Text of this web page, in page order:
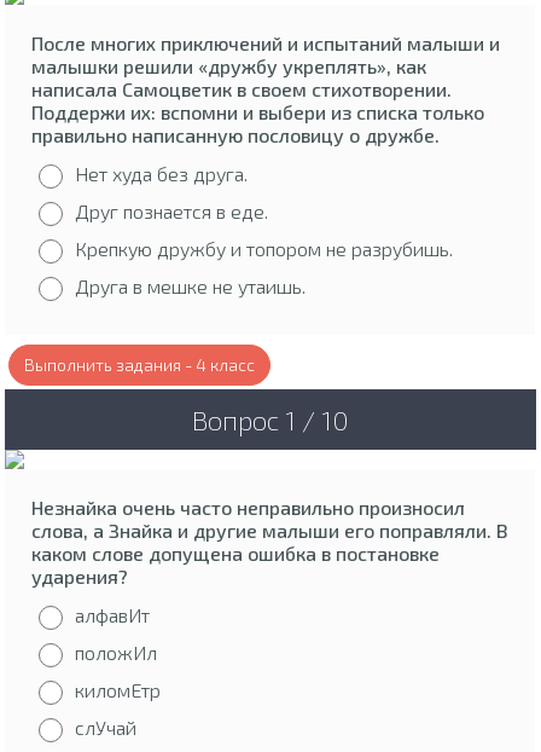
После многих приключений и испытаний малыши и
малышки решили «дружбу укреплять», как
написала Самоцветик в своем стихотворении.
Поддержи их: вспомни и выбери из списка только
правильно написанную пословицу о дружбе.
Нет худа без друга.
Друг познается в еде.
Крепкую дружбу и топором не разрубишь.
Друга в мешке не утаишь.
Выполнить задания - 4 класс
Вопрос 1 / 10
Незнайка очень часто неправильно произносил
слова, а Знайка и другие малыши его поправляли. В
каком слове допущена ошибка в постановке
ударения?
алфавИт
положИл
киломЕтр
слУчай